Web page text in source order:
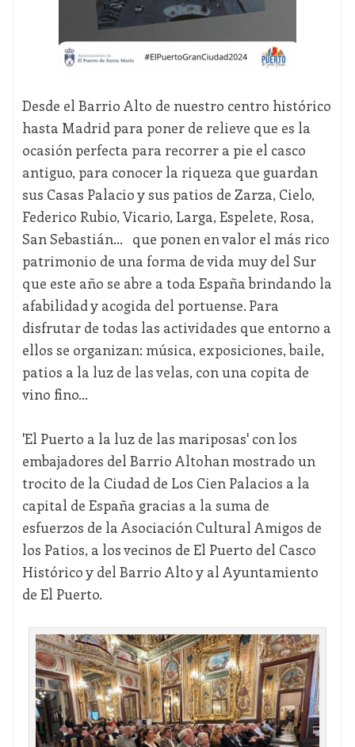
Desde el Barrio Alto de nuestro centro histórico
hasta Madrid para poner de relieve que es la
ocasión perfecta para recorrer a pie el casco
antiguo, para conocer la riqueza que guardan
sus Casas Palacio y sus patios de Zarza, Cielo,
Federico Rubio, Vicario, Larga, Espelete, Rosa,
San Sebastián… que ponen en valor el más rico
patrimonio de una forma de vida muy del Sur
que este año se abre a toda España brindando la
afabilidad y acogida del portuense. Para
disfrutar de todas las actividades que entorno a
ellos se organizan: música, exposiciones, baile,
patios a la luz de las velas, con una copita de
vino fino…
'El Puerto a la luz de las mariposas' con los
embajadores del Barrio Altohan mostrado un
trocito de la Ciudad de Los Cien Palacios a la
capital de España gracias a la suma de
esfuerzos de la Asociación Cultural Amigos de
los Patios, a los vecinos de El Puerto del Casco
Histórico y del Barrio Alto y al Ayuntamiento
de El Puerto.